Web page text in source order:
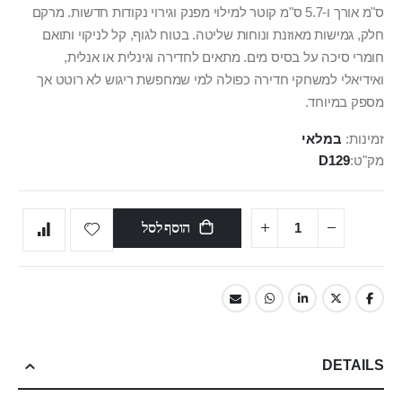
ס"מ אורך ו-5.7 ס"מ קוטר למילוי מפנק וגירוי נקודות חדשות. מרקם
חלק, גמישות מאוזנת ונוחות שליטה. בטוח לגוף, קל לניקוי ותואם
חומרי סיכה על בסיס מים. מתאים לחדירה וגינלית או אנלית,
ואידיאלי למשחקי חדירה כפולה למי שמחפשת ריגוש לא רוטט אך
מספק במיוחד.
זמינות: במלאי
מק"ט D129
הוסף לסל
DETAILS